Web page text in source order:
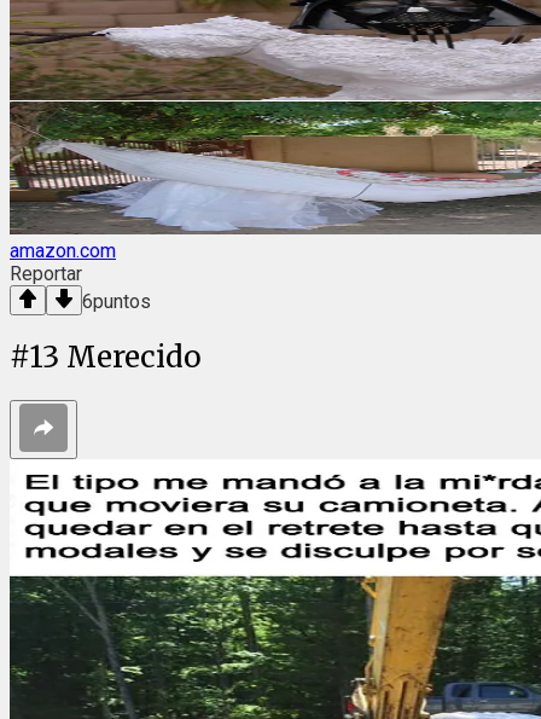
amazon.com
Reportar
6puntos
#13 Merecido